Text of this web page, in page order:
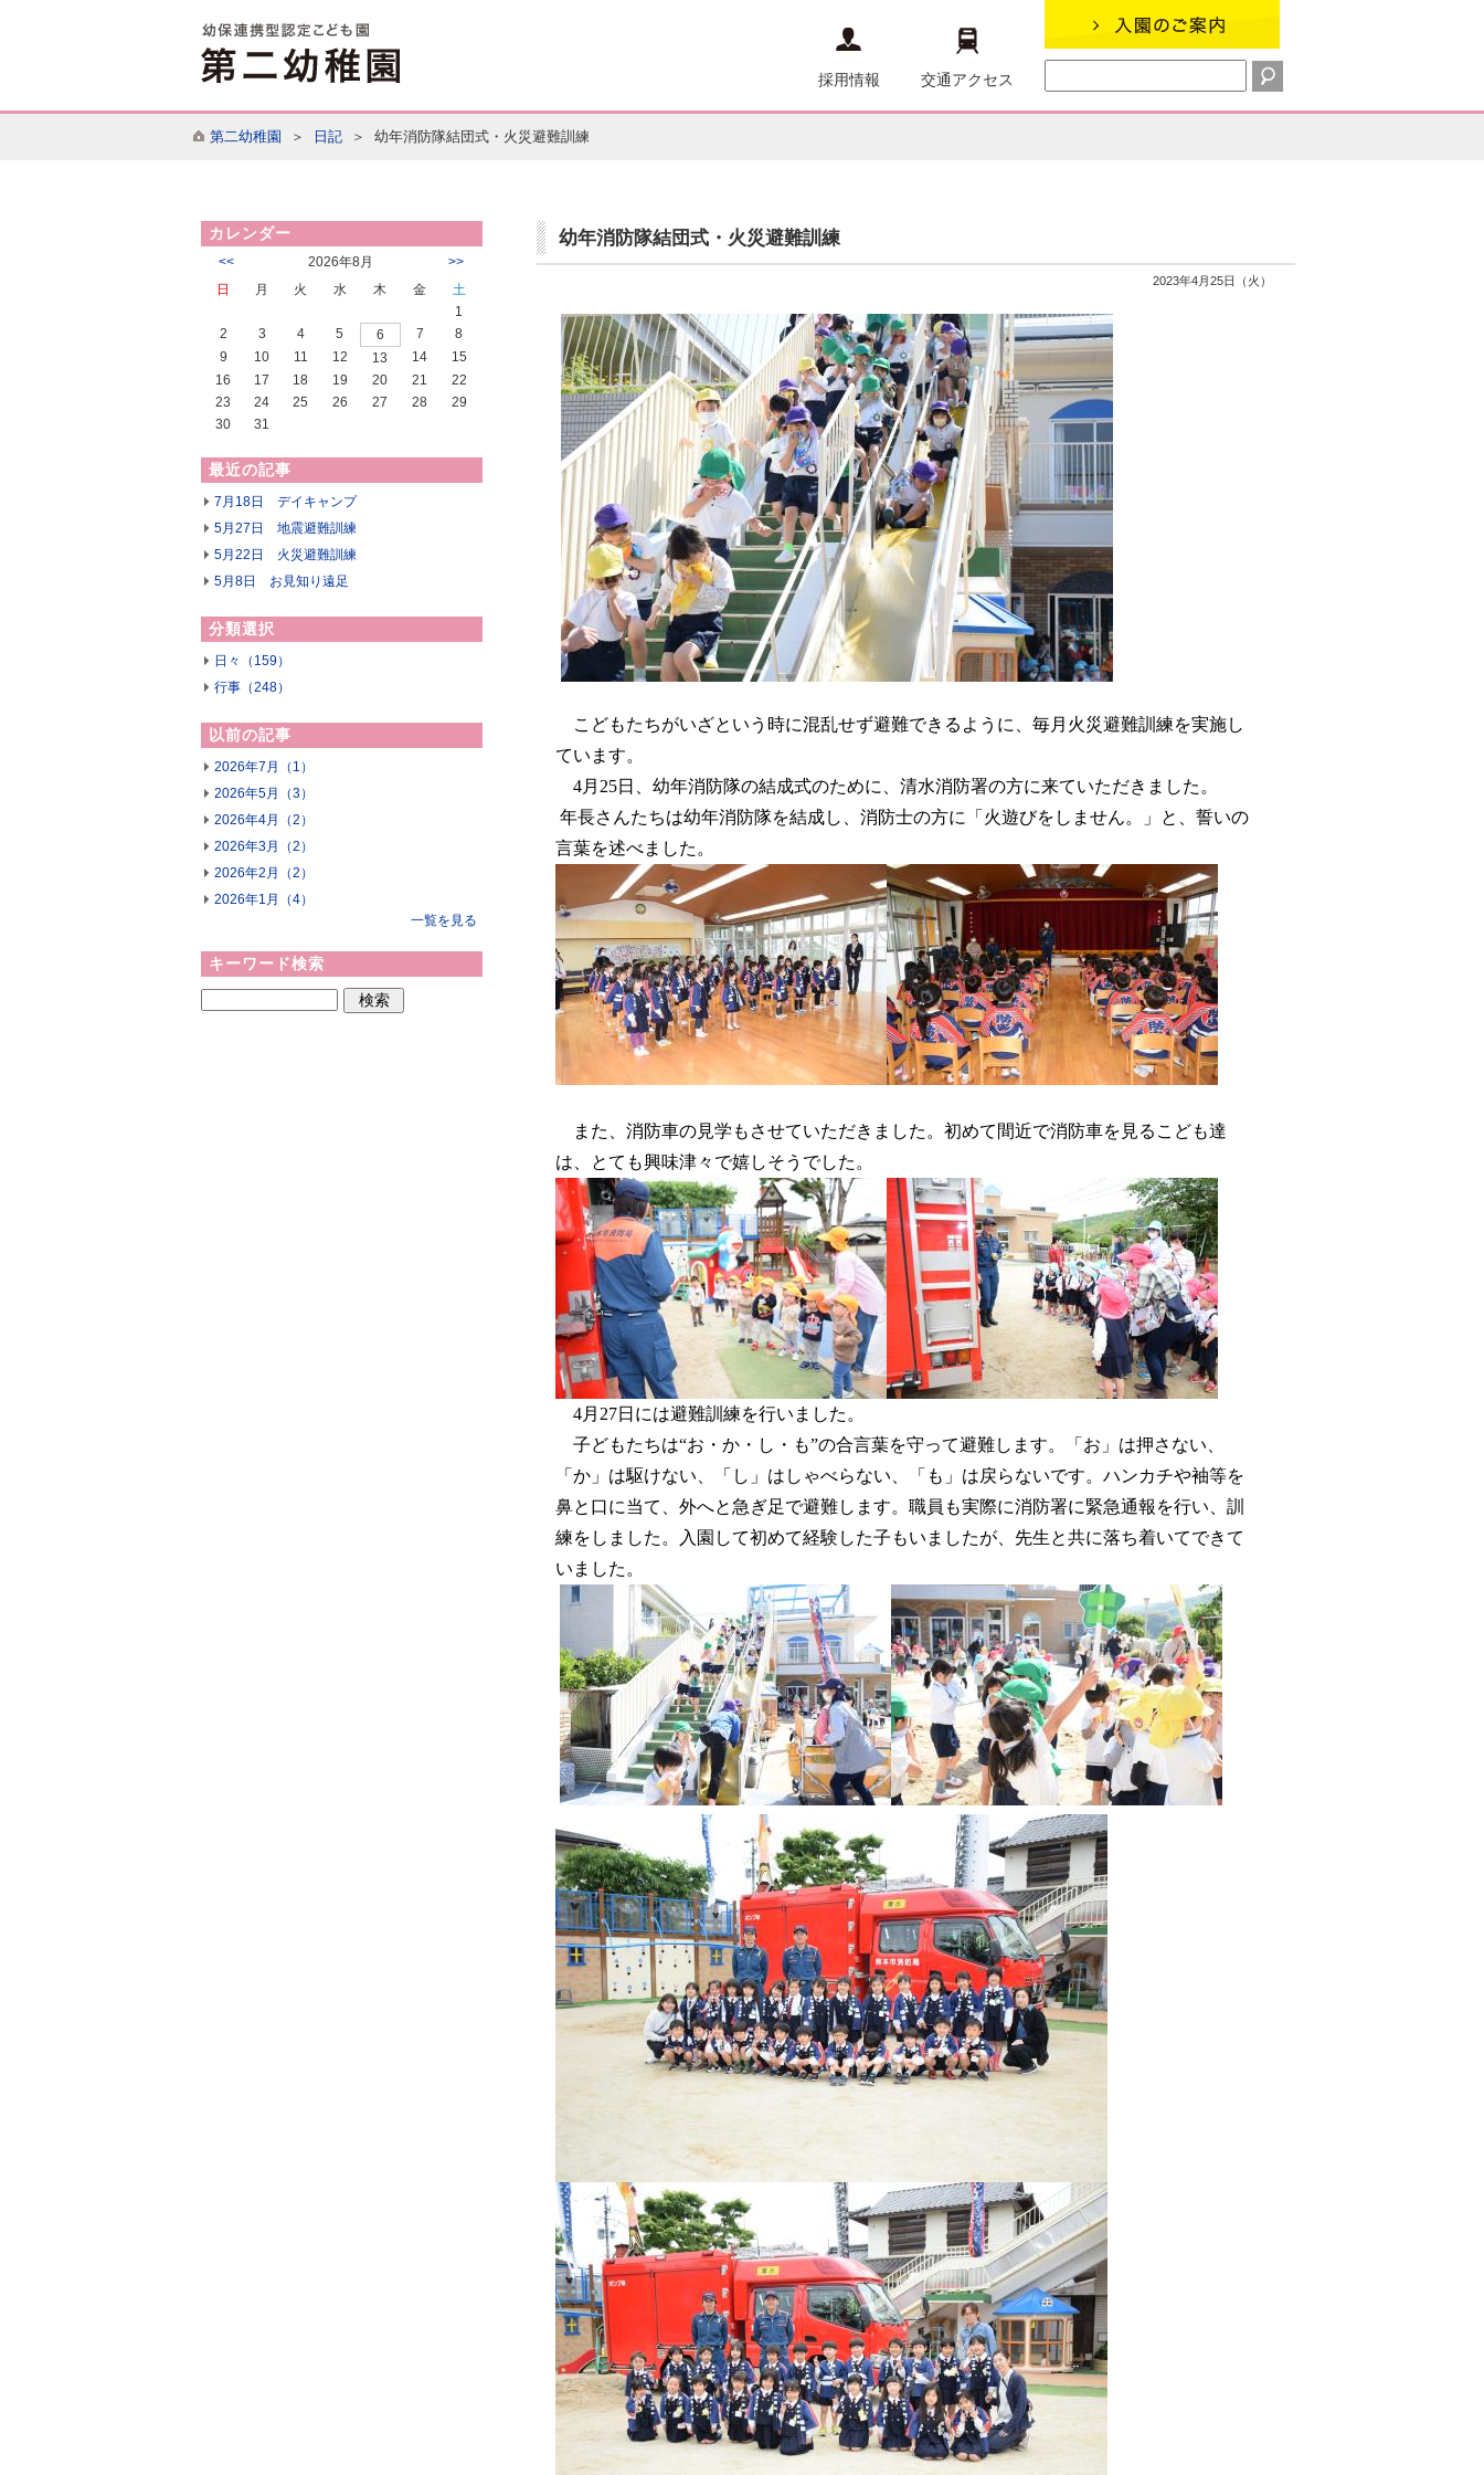
採用情報 交通アクセス
第二幼稚園 ＞ 日記＞ 幼年消防隊結団式・火災避難訓練
カレンダー
<< 2026年8月 >>
日 月 火 水 木 金
土
1
2
3 4 5 6 7
8
9
10 11 12 13 14
15
16
17 18 19 20 21
22
23
24 25 26 27 28
29
30
31
最近の記事
7月18日 デイキャンプ
5月27日 地震避難訓練
5月22日 火災避難訓練
5月8日 お見知り遠足
分類選択
日々（159）
行事（248）
以前の記事
2026年7月（1）
2026年5月（3）
2026年4月（2）
2026年3月（2）
2026年2月（2）
2026年1月（4）
一覧を見る
キーワード検索
幼年消防隊結団式・火災避難訓練
2023年4月25日（火）
こどもたちがいざという時に混乱せず避難できるように、毎月火災避難訓練を実施し
ています。
4月25日、幼年消防隊の結成式のために、清水消防署の方に来ていただきました。
年長さんたちは幼年消防隊を結成し、消防士の方に「火遊びをしません。」と、誓いの
言葉を述べました。
また、消防車の見学もさせていただきました。 初めて間近で消防車を見るこども達
は、とても興味津々で嬉しそうでした。
4月27日には避難訓練を行いました。
子どもたちは“お・か・し・も”の合言葉を守って避難します。「お」は押さない、
「か」は駆けない、「し」はしゃべらない、「も」は戻らないです。ハンカチや袖等を
鼻と口に当て、外へと急ぎ足で避難します。職員も実際に消防署に緊急通報を行い、訓
練をしました。入園して初めて経験した子もいましたが、先生と共に落ち着いてできて
いました。